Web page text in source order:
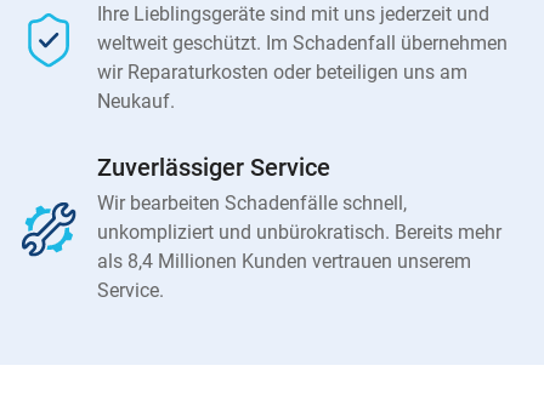
Ihre Lieblingsgeräte sind mit uns jederzeit und
weltweit geschützt. Im Schadenfall übernehmen
wir Reparaturkosten oder beteiligen uns am
Neukauf.
Zuverlässiger Service
Wir bearbeiten Schadenfälle schnell,
unkompliziert und unbürokratisch. Bereits mehr
als 8,4 Millionen Kunden vertrauen unserem
Service.